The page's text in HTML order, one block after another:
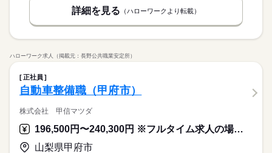
詳細を見る （ハローワークより転載）
ハローワーク求人（掲載元：長野公共職業安定所）
正社員
自動車整備職（甲府市）
株式会社 甲信マツダ
196,500円〜240,300円 ※フルタイム求人の場合は月額（換算額）、パート求人の場合は時間額を表示しています。
山梨県甲府市